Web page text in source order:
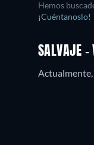
Hemos
¡Cuéntanoslo!
SALVAJE -
Actualmente,